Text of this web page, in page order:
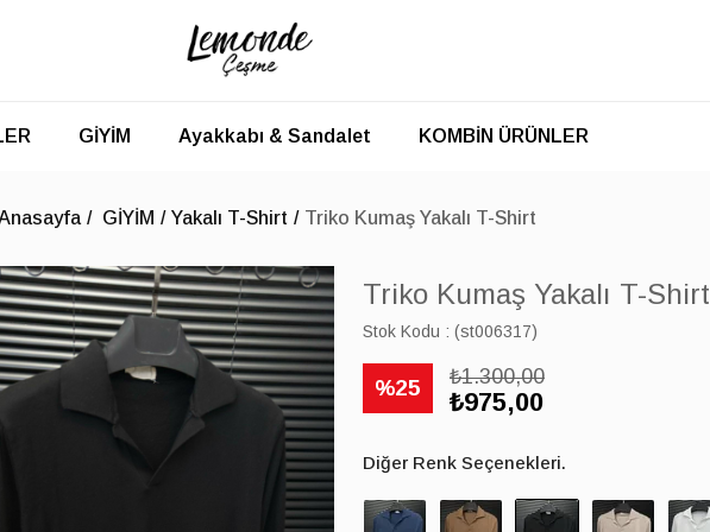
GİYİM Ayakkabı & Sandalet KOMBİN ÜRÜNLER
GİYİM Yakalı T-Shirt Triko Kumaş Yakalı T-Shirt
Triko Kumaş Yakalı T-Shirt
Stok Kodu (st006317)
25 ₺1.300,00
₺975,00
Diğer Renk Seçenekleri.